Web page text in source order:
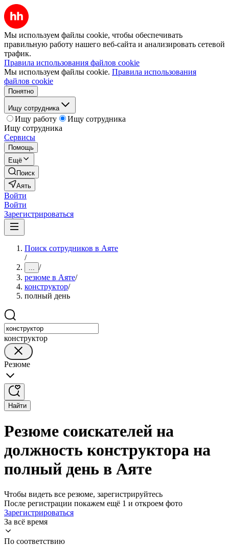
Мы используем файлы cookie, чтобы обеспечивать
правильную работу нашего веб-сайта и анализировать сетевой
трафик.
Правила использования файлов cookie
Мы используем файлы cookie. Правила использования
файлов cookie
Понятно
Ищу сотрудника
Ищу работу
Ищу сотрудника
Ищу сотрудника
Сервисы
Помощь
Ещё
Поиск
Аять
Войти
Войти
Зарегистрироваться
Поиск сотрудников в Аяте
/
... /
резюме в Аяте/
конструктор/
полный день
конструктор
Резюме
Найти
Резюме соискателей на
должность конструктора на
полный день в Аяте
Чтобы видеть все резюме, зарегистрируйтесь
После регистрации покажем ещё 1 и откроем фото
Зарегистрироваться
За всё время
По соответствию